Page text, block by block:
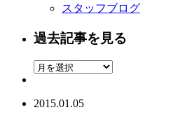
スタッフブログ
過去記事を見る
2015.01.05